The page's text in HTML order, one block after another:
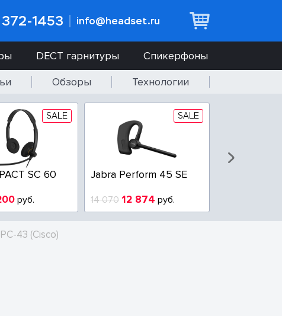
1453 info@headset.ru
DECT гарнитуры
Спикерфоны
Обзоры Технологии
SALE
SC 60
руб.
SALE
Jabra Perform 45 SE
14 070 12 874 руб.
43 (Cisco)